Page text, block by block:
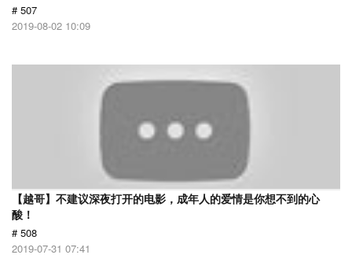
# 507
2019-08-02 10:09
【越哥】不建议深夜打开的电影，成年人的爱情是你想不到的心
酸！
# 508
2019-07-31 07:41